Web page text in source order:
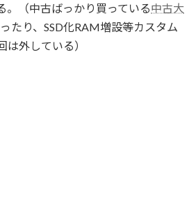
（中古ばっかり買っている中古大
たり、SSD化RAM増設等カスタム
外している）